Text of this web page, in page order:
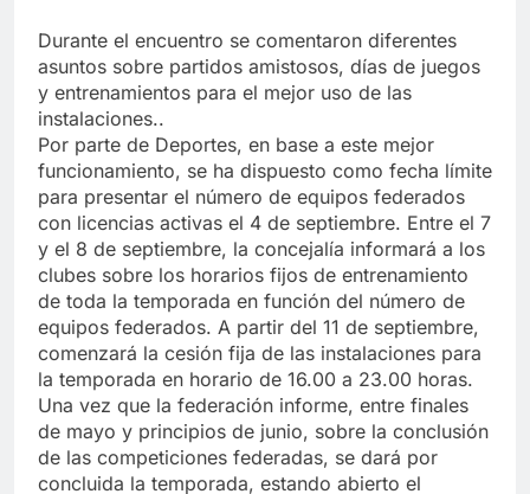
Durante el encuentro se comentaron diferentes
asuntos sobre partidos amistosos, días de juegos
y entrenamientos para el mejor uso de las
instalaciones..
Por parte de Deportes, en base a este mejor
funcionamiento, se ha dispuesto como fecha límite
para presentar el número de equipos federados
con licencias activas el 4 de septiembre. Entre el 7
y el 8 de septiembre, la concejalía informará a los
clubes sobre los horarios fijos de entrenamiento
de toda la temporada en función del número de
equipos federados. A partir del 11 de septiembre,
comenzará la cesión fija de las instalaciones para
la temporada en horario de 16.00 a 23.00 horas.
Una vez que la federación informe, entre finales
de mayo y principios de junio, sobre la conclusión
de las competiciones federadas, se dará por
concluida la temporada, estando abierto el